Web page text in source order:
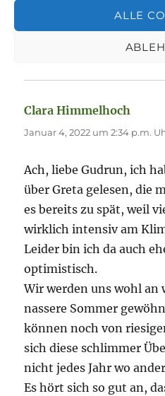
ALLE
morgen bei dir.
Herzliche Grüße an
Clara Himmelhoch
Januar 4, 2022 um 2:34 p.m.
Ach, liebe Gudrun, ich
über Greta gelesen, die
es bereits zu spät, weil
wirklich intensiv am
Leider bin ich da auch
optimistisch.
Wir werden uns wohl an
nassere Sommer
können noch von
sich diese schlimmer
nicht jedes Jahr wo
Es hört sich so gut an,